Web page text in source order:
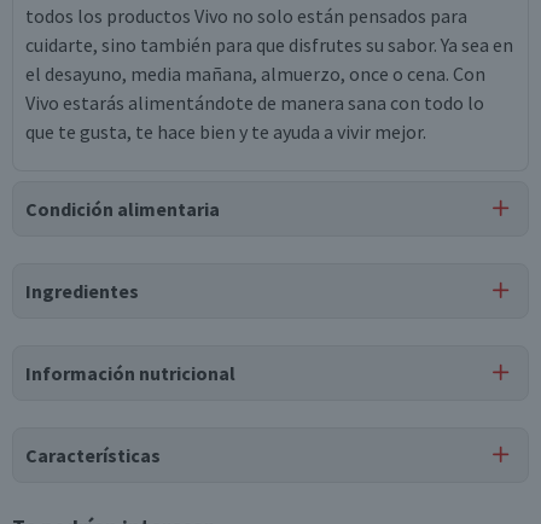
todos los productos Vivo no solo están pensados para
cuidarte, sino también para que disfrutes su sabor. Ya sea en
el desayuno, media mañana, almuerzo, once o cena. Con
Vivo estarás alimentándote de manera sana con todo lo
que te gusta, te hace bien y te ayuda a vivir mejor.
Condición alimentaria
Ingredientes
Sabor idéntico al natural de naranja, Vitamina c (0.0063%),
Información nutricional
Tabla nutricional
medios
Características
Tipo de Producto